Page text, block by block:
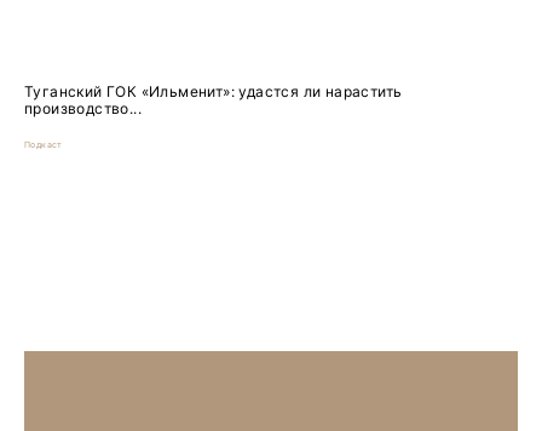
Туганский ГОК «Ильменит»: удастся ли нарастить
производство...
Подкаст